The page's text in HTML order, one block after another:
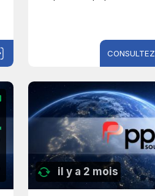
CONSULTEZ
il y a 2 mois